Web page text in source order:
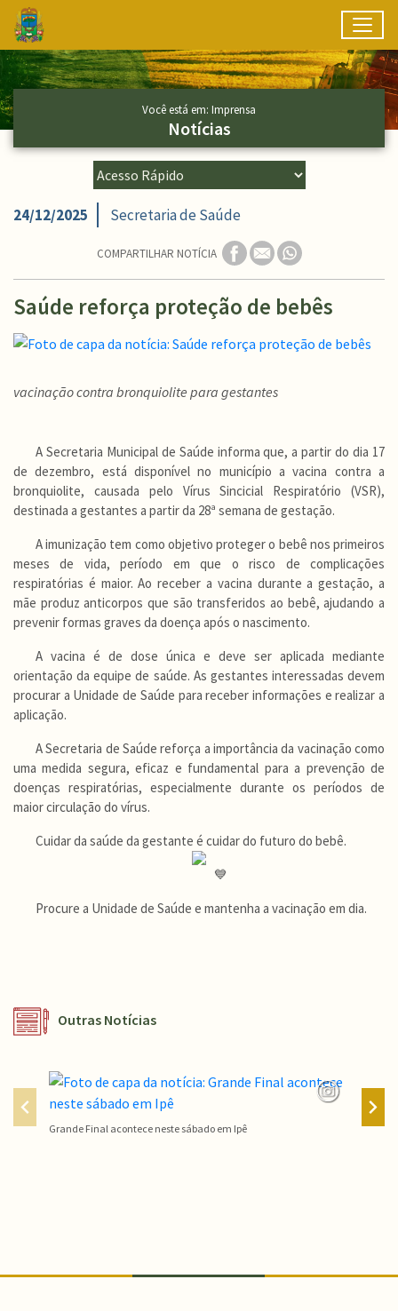
Ir para conteúdo principal
Conteúdo Principal
Você está em: Imprensa
Notícias
24/12/2025 Secretaria de Saúde
COMPARTILHAR NOTÍCIA
Saúde reforça proteção de bebês
vacinação contra bronquiolite para gestantes
A Secretaria Municipal de Saúde informa que, a partir do dia 17
de dezembro, está disponível no município a vacina contra a
bronquiolite, causada pelo Vírus Sincicial Respiratório (VSR),
destinada a gestantes a partir da 28ª semana de gestação.
A imunização tem como objetivo proteger o bebê nos primeiros
meses de vida, período em que o risco de complicações
respiratórias é maior. Ao receber a vacina durante a gestação, a
mãe produz anticorpos que são transferidos ao bebê, ajudando a
prevenir formas graves da doença após o nascimento.
A vacina é de dose única e deve ser aplicada mediante
orientação da equipe de saúde. As gestantes interessadas devem
procurar a Unidade de Saúde para receber informações e realizar a
aplicação.
A Secretaria de Saúde reforça a importância da vacinação como
uma medida segura, eficaz e fundamental para a prevenção de
doenças respiratórias, especialmente durante os períodos de
maior circulação do vírus.
Cuidar da saúde da gestante é cuidar do futuro do bebê.
Procure a Unidade de Saúde e mantenha a vacinação em dia.
Outras Notícias
Grande Final acontece neste sábado em Ipê